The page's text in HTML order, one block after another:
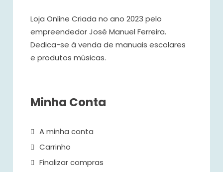
Loja Online Criada no ano 2023 pelo
empreendedor José Manuel Ferreira.
Dedica-se à venda de manuais escolares
e produtos músicas.
Minha Conta
A minha conta
Carrinho
Finalizar compras